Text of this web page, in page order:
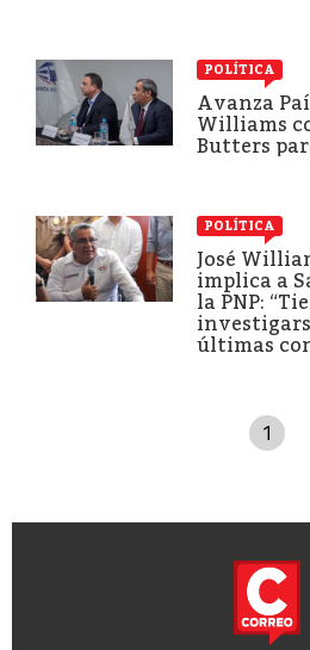
POLÍTICA
Avanza
Williams
Butters
POLÍTICA
José
implica a
la PNP:
últimas
1